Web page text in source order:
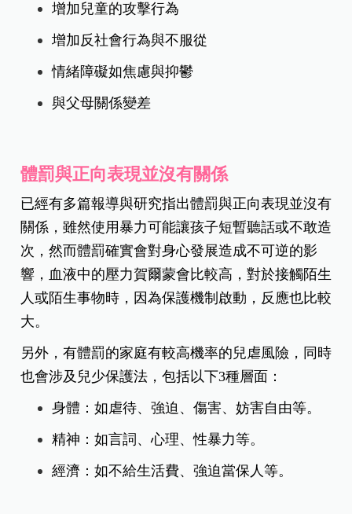
增加兒童的攻擊行為
增加反社會行為與不服從
情緒障礙如焦慮與抑鬱
與父母關係變差
體罰與正向表現並沒有關係
已經有多篇報導與研究指出體罰與正向表現並沒有
關係，雖然使用暴力可能讓孩子短暫聽話或不敢造
次，然而體罰確實會對身心發展造成不可逆的影
響，血液中的壓力賀爾蒙會比較高，對於接觸陌生
人或陌生事物時，因為保護機制啟動，反應也比較
大。
另外，有體罰的家庭有較高機率的兒虐風險，同時
也會涉及兒少保護法，包括以下3種層面：
身體：如虐待、強迫、傷害、妨害自由等。
精神：如言詞、心理、性暴力等。
經濟：如不給生活費、強迫當保人等。